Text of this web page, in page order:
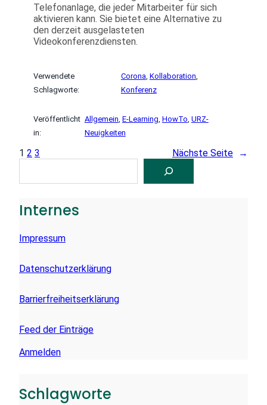
Telefonanlage, die jeder Mitarbeiter für sich
aktivieren kann. Sie bietet eine Alternative zu
den derzeit ausgelasteten
Videokonferenzdiensten.
Verwendete
Schlagworte:
Corona Kollaboration
Konferenz
Veröffentlicht
in:
Allgemein E-Learning HowTo URZ-
Neuigkeiten
1 2 3 Nächste Seite →
C
Internes
Impressum
Datenschutzerklärung
Barrierfreiheitserklärung
Feed der Einträge
Anmelden
Schlagworte